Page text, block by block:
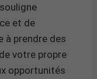
et de
à prendre des
votre propre
opportunités